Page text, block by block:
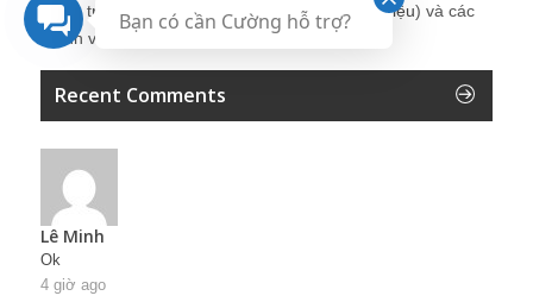
Quản trị Nhân sự Nguyễn Hùng Cường (giới thiệu) và các
thành viên khác trong cộng đồng Nhân sự.
Recent Comments
Lê Minh
Ok
4 giờ ago
Bạn có cần Cường hỗ trợ?